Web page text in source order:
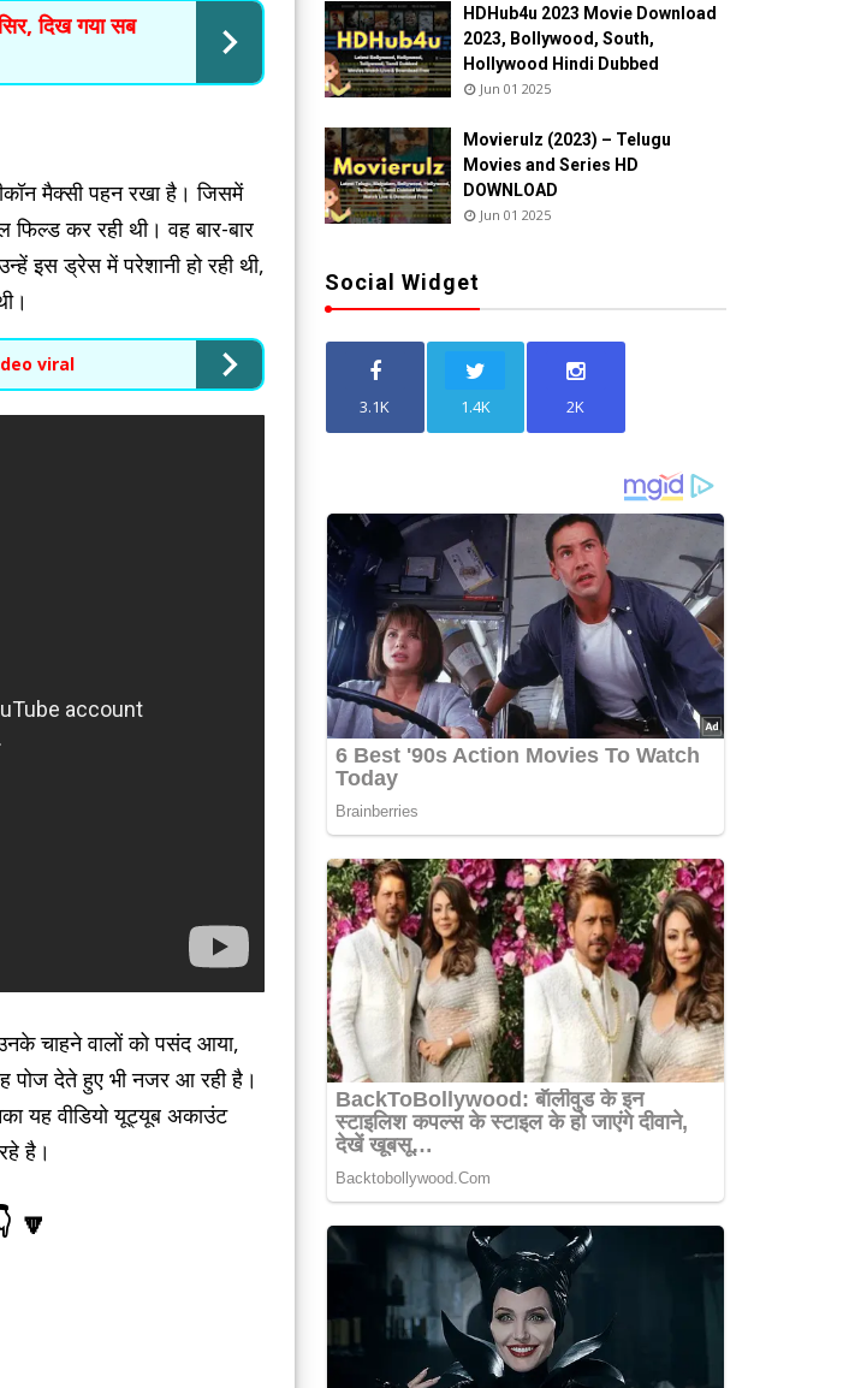
दिख गया सब
मैक्सी पहन रखा है। जिसमें
कर रही थी। वह बार-बार
इस ड्रेस में परेशानी हो रही थी,
viral
चाहने वालों को पसंद आया,
पोज देते हुए भी नजर आ रही है।
यह वीडियो यूट्यूब अकाउंट
है।
🔽
HDHub4u 2023 Movie Download
2023, Bollywood, South,
Hollywood Hindi Dubbed
Jun 01 2025
Movierulz (2023) – Telugu
Movies and Series HD
DOWNLOAD
Jun 01 2025
Social Widget
3.1K 1.4K 2K